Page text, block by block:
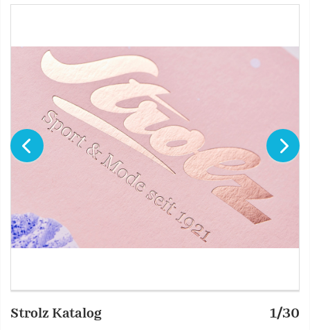
Strolz Katalog 1/30